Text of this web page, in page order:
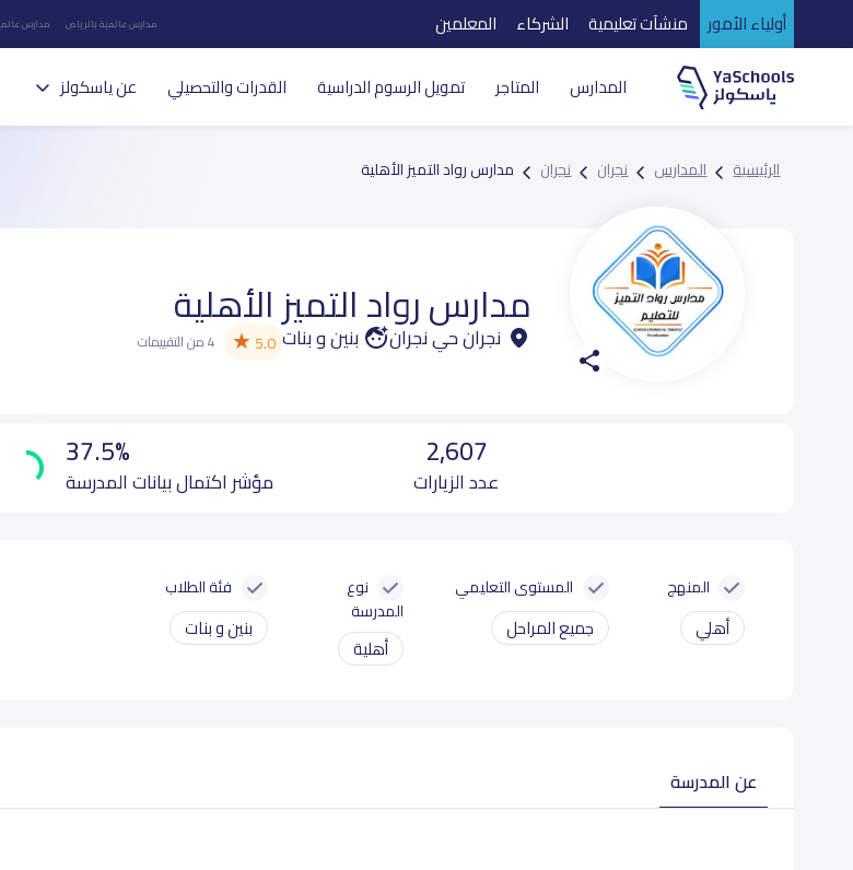
أولياء الأمور منشآت تعليمية الشركاء المعلمين مدارس عالمية بالرياض مدارس
المدارس المتاجر تمويل الرسوم الدراسية القدرات والتحصيلي عن ياسكولز
الرئيسية المدارس نجران نجران مدارس رواد التميز الأهلية
مدارس رواد التميز الأهلية
نجران حي نجران بنين و بنات 5.0
★ 4 من التقييمات
2,607
عدد الزيارات
37.5%
مؤشر اكتمال بيانات المدرسة
المنهج
أهلي
المستوى التعليمي
جميع المراحل
نوع
المدرسة
أهلية
فئة الطلاب
بنين و بنات
عن المدرسة